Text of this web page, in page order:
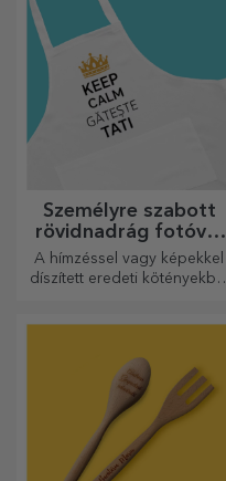
legegyedibb reakciókat
váltsa ki!
Személyre szabott
rövidnadrág fotóval
vagy hímzéssel
A hímzéssel vagy képekkel
díszített eredeti kötényekből